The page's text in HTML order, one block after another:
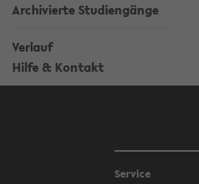
Archivierte Studiengänge
Verlauf
Hilfe & Kontakt
Service